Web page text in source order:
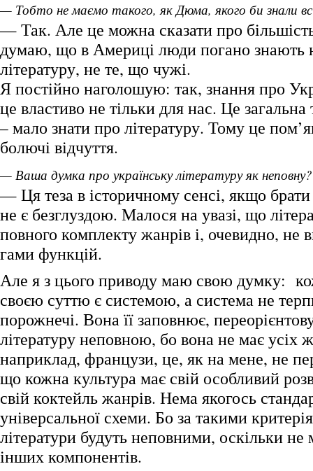
— Тобто не маємо такого, як Дюма, якого би знали
— Так. Але це можна сказати про
думаю, що в Америці люди погано знають
літературу, не те, що чужі.
Я постійно наголошую: так, знання про
це властиво не тільки для нас. Це загальна
– мало знати про літературу. Тому це
болючі відчуття.
— Ваша думка про українську літературу як неповну?
— Ця теза в історичному сенсі, якщо брати
не є безглуздою. Малося на увазі, що
повного комплекту жанрів і, очевидно, не
гами функцій.
Але я з цього приводу маю свою думку:
своєю суттю є системою, а система не
порожнечі. Вона її заповнює,
літературу неповною, бо вона не має усіх
наприклад, французи, це, як на мене, не
що кожна культура має свій особливий
свій коктейль жанрів. Нема якогось
універсальної схеми. Бо за такими
літератури будуть неповними, оскільки
інших компонентів.